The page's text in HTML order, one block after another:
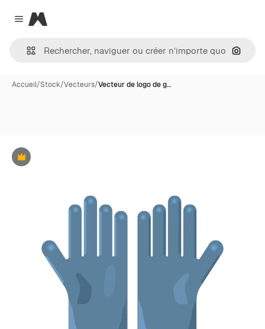
Close menu
Magnific
Accueil/Stock/Vecteurs/Vecteur de logo de g…
Premium